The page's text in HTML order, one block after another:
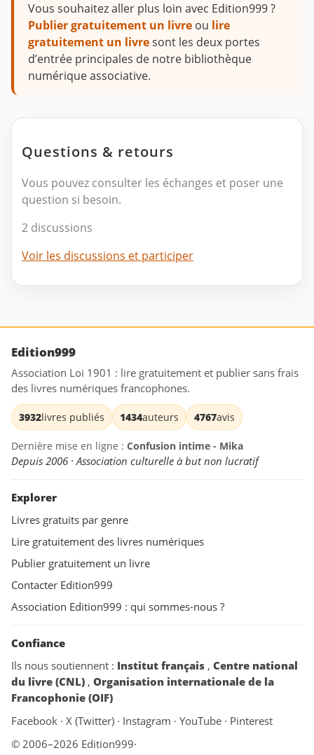
Vous souhaitez aller plus loin avec Edition999 ?
Publier gratuitement un livre ou lire
gratuitement un livresont les deux portes
d’entrée principales de notre bibliothèque
numérique associative.
Questions & retours
Vous pouvez consulter les échanges et poser une
question si besoin.
2 discussions
Voir les discussions et participer
Edition999
Association Loi 1901 : lire gratuitement et publier sans frais
des livres numériques francophones.
3932livres publiés 1434auteurs 4767avis
Dernière mise en ligne : Confusion intime - Mika
Depuis 2006 · Association culturelle à but non lucratif
Explorer
Livres gratuits par genre
Lire gratuitement des livres numériques
Publier gratuitement un livre
Contacter Edition999
Association Edition999 : qui sommes-nous ?
Confiance
Ils nous soutiennent : Institut français , Centre national
du livre (CNL) , Organisation internationale de la
Francophonie (OIF)
Facebook · X (Twitter) · Instagram · YouTube · Pinterest
© 2006–2026 Edition999·